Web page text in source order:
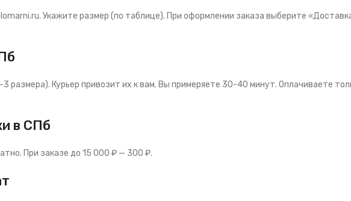
Укажите размер (по таблице). При оформлении заказа выберите
размера). Курьер привозит их к вам. Вы примеряете 30-40 минут. Оплачиваете
в СПб
При заказе до 15 000 ₽ — 300 ₽.